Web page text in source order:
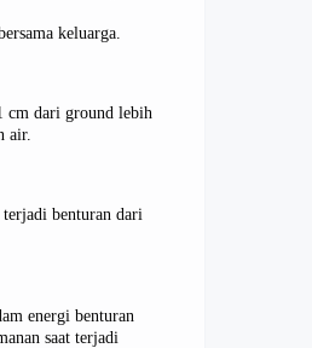
keluarga.
cm dari ground lebih
air.
benturan dari
energi benturan
saat terjadi